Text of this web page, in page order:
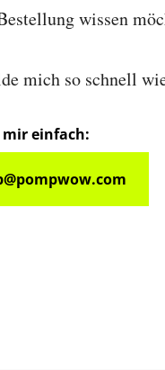
wissen
mich so schnell
mir einfach: